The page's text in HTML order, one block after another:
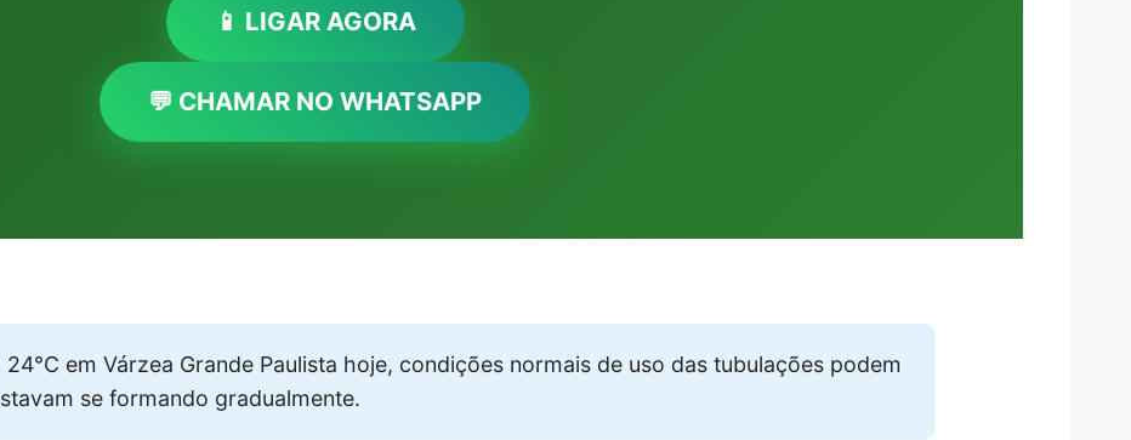
📱 LIGAR AGORA
💬 CHAMAR NO WHATSAPP
24°C em Várzea Grande Paulista hoje, condições normais de uso das tubulações podem
se formando gradualmente.